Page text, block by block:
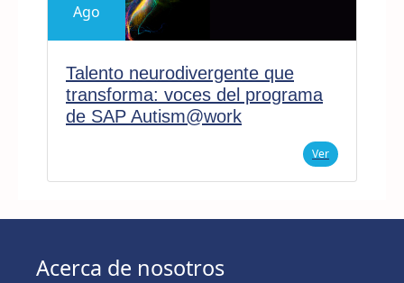
Ago
Talento neurodivergente que
transforma: voces del programa
de SAP Autism@work
Ver
Acerca de nosotros